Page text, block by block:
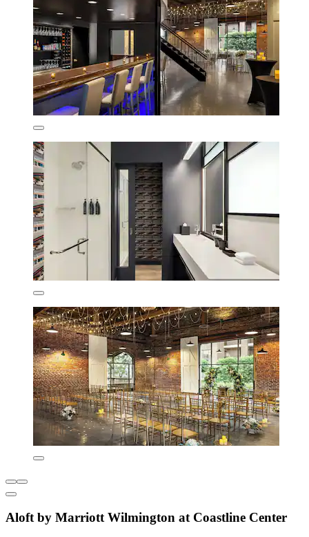
Aloft by Marriott Wilmington at Coastline Center